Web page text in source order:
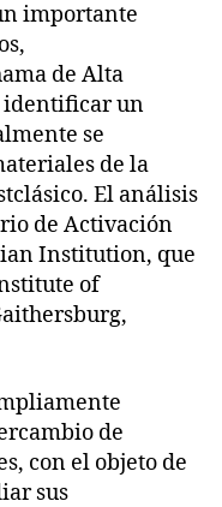
importante
de Alta
identificar un
se
de la
El análisis
de Activación
Institution, que
of
de
con el objeto de
sus